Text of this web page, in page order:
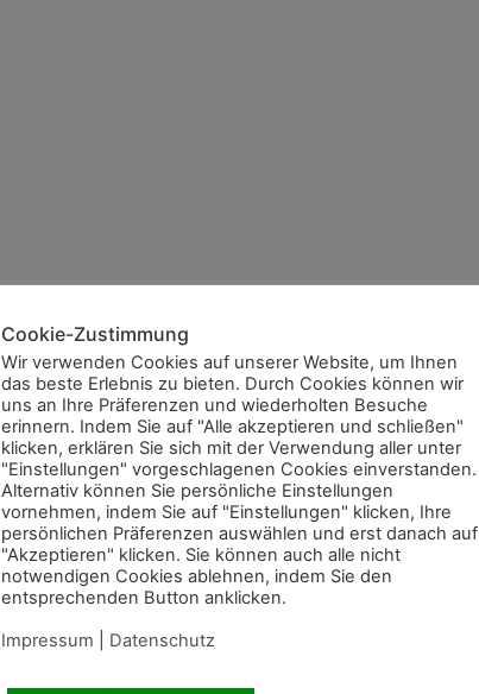
Cookie-Zustimmung
Wir verwenden Cookies auf unserer Website, um Ihnen
das beste Erlebnis zu bieten. Durch Cookies können wir
uns an Ihre Präferenzen und wiederholten Besuche
erinnern. Indem Sie auf "Alle akzeptieren und schließen"
klicken, erklären Sie sich mit der Verwendung aller unter
"Einstellungen" vorgeschlagenen Cookies einverstanden.
Alternativ können Sie persönliche Einstellungen
vornehmen, indem Sie auf "Einstellungen" klicken, Ihre
persönlichen Präferenzen auswählen und erst danach auf
"Akzeptieren" klicken. Sie können auch alle nicht
notwendigen Cookies ablehnen, indem Sie den
entsprechenden Button anklicken.
Impressum
Datenschutz